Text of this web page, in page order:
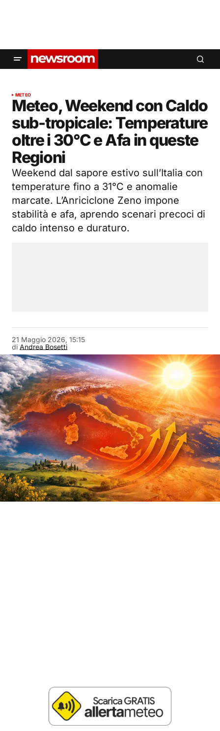
METEO
Meteo, Weekend con Caldo
sub-tropicale: Temperature
oltre i 30°C e Afa in queste
Regioni
Weekend dal sapore estivo sull’Italia con
temperature fino a 31°C e anomalie
marcate. L’Anriciclone Zeno impone
stabilità e afa, aprendo scenari precoci di
caldo intenso e duraturo.
di Andrea Bosetti
21 Maggio 2026, 15:15